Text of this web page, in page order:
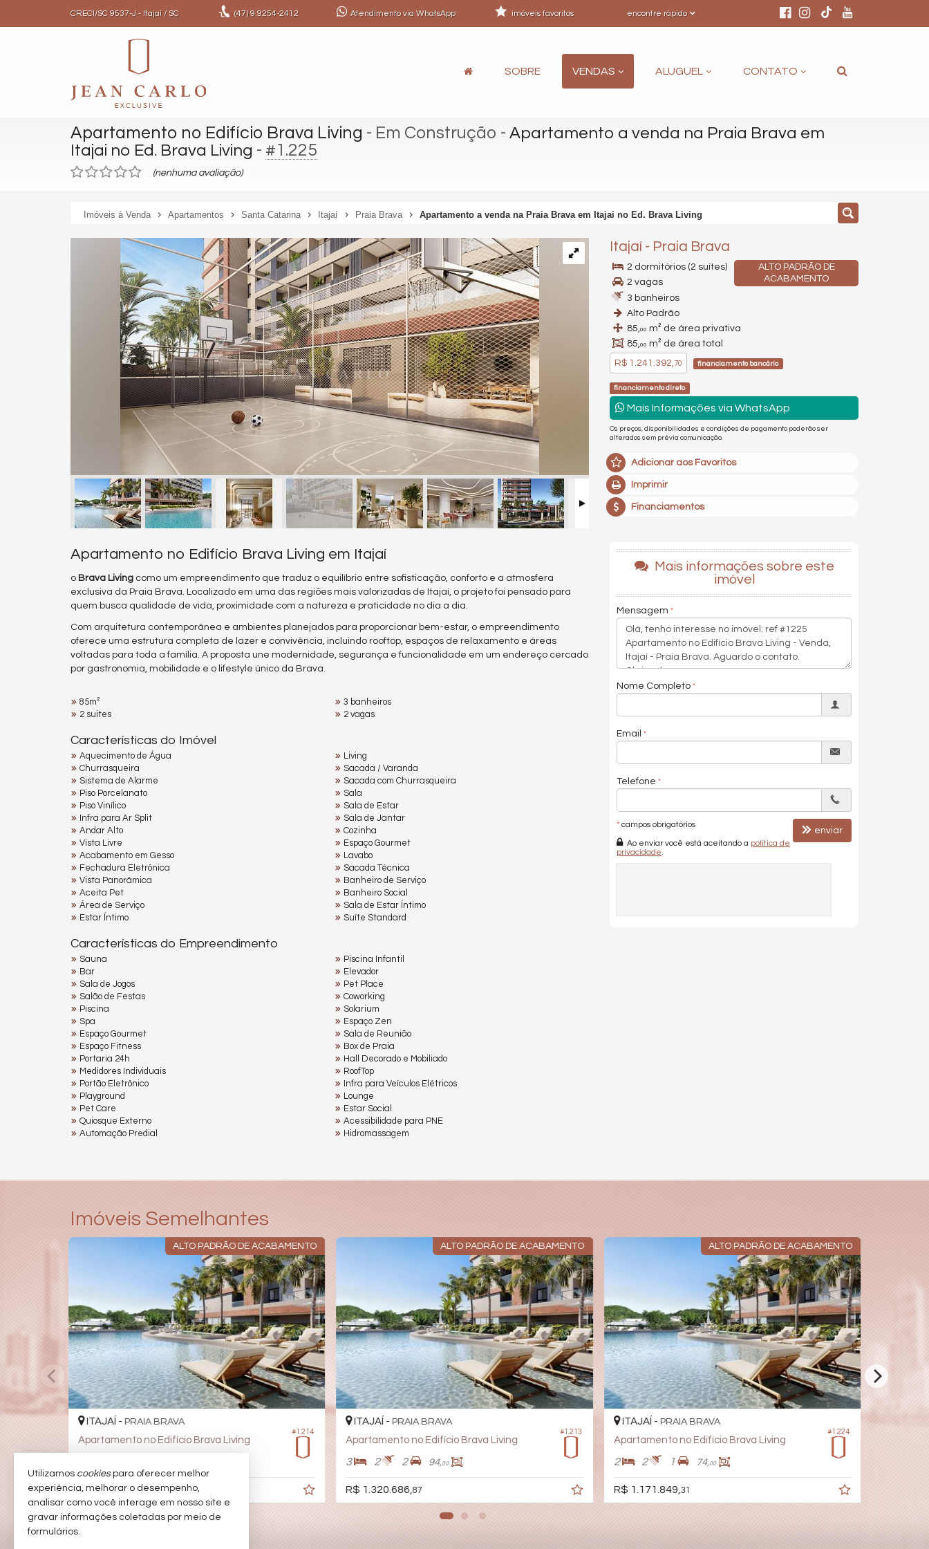
CRECI/SC 9537-J - Itajaí / SC (47)9.9254-2412 Atendimento via WhatsApp encontre rápido
imóveis favoritos
SOBRE VENDAS ALUGUEL CONTATO
Apartamento no Edifício Brava Living - Em Construção - Apartamento a venda na Praia Brava em
Itajai no Ed. Brava Living - #1.225
(nenhuma avaliação)
Imóveis à Venda Apartamentos Santa Catarina Itajaí Praia Brava Apartamento a venda na Praia Brava em Itajai no Ed. Brava Living
Itajaí - Praia Brava
ALTO PADRÃO DE
ACABAMENTO
2 dormitórios (2 suítes)
2 vagas
3 banheiros
Alto Padrão
85,00 m² de área privativa
85,00 m² de área total
R$ 1.241.392,70 financiamento bancário
financiamento direto
Mais Informações via WhatsApp
Os preços, disponibilidades e condições de pagamento poderão ser
alterados sem prévia comunicação.
Adicionar aos Favoritos
Imprimir
Financiamentos
Apartamento no Edifício Brava Living em Itajaí
o Brava Living como um empreendimento que traduz o equilíbrio entre sofisticação, conforto e a atmosfera
exclusiva da Praia Brava. Localizado em uma das regiões mais valorizadas de Itajaí, o projeto foi pensado para
quem busca qualidade de vida, proximidade com a natureza e praticidade no dia a dia.
Com arquitetura contemporânea e ambientes planejados para proporcionar bem-estar, o empreendimento
oferece uma estrutura completa de lazer e convivência, incluindo rooftop, espaços de relaxamento e áreas
voltadas para toda a família. A proposta une modernidade, segurança e funcionalidade em um endereço cercado
por gastronomia, mobilidade e o lifestyle único da Brava.
85m²
2 suites
3 banheiros
2 vagas
Características do Imóvel
Aquecimento de Água
Churrasqueira
Sistema de Alarme
Piso Porcelanato
Piso Vinílico
Infra para Ar Split
Andar Alto
Vista Livre
Acabamento em Gesso
Fechadura Eletrônica
Vista Panorâmica
Aceita Pet
Área de Serviço
Estar Íntimo
Living
Sacada / Varanda
Sacada com Churrasqueira
Sala
Sala de Estar
Sala de Jantar
Cozinha
Espaço Gourmet
Lavabo
Sacada Técnica
Banheiro de Serviço
Banheiro Social
Sala de Estar Íntimo
Suíte Standard
Características do Empreendimento
Sauna
Bar
Sala de Jogos
Salão de Festas
Piscina
Spa
Espaço Gourmet
Espaço Fitness
Portaria 24h
Medidores Individuais
Portão Eletrônico
Playground
Pet Care
Quiosque Externo
Automação Predial
Piscina Infantil
Elevador
Pet Place
Coworking
Solarium
Espaço Zen
Sala de Reunião
Box de Praia
Hall Decorado e Mobiliado
RoofTop
Infra para Veículos Elétricos
Lounge
Estar Social
Acessibilidade para PNE
Hidromassagem
Mais informações sobre este
imóvel
Mensagem
Nome Completo
Email
Telefone
* campos obrigatórios
Ao enviar você está aceitando a política de
privacidade
enviar
Imóveis Semelhantes
ALTO PADRÃO DE ACABAMENTO
#1.214
ITAJAÍ - PRAIA BRAVA
Apartamento no Edifício Brava Living
R$ 1.256.297,26
ALTO PADRÃO DE ACABAMENTO
#1.213
ITAJAÍ - PRAIA BRAVA
Apartamento no Edifício Brava Living
3 2 2 94,00
R$ 1.320.686,87
ALTO PADRÃO DE ACABAMENTO
#1.224
ITAJAÍ - PRAIA BRAVA
Apartamento no Edifício Brava Living
2 2 1 74,00
R$ 1.171.849,31
Utilizamos cookiespara oferecer melhor
experiência, melhorar o desempenho,
analisar como você interage em nosso site e
gravar informações coletadas por meio de
formulários.